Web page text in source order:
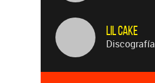
LiL CaKe
Discografía